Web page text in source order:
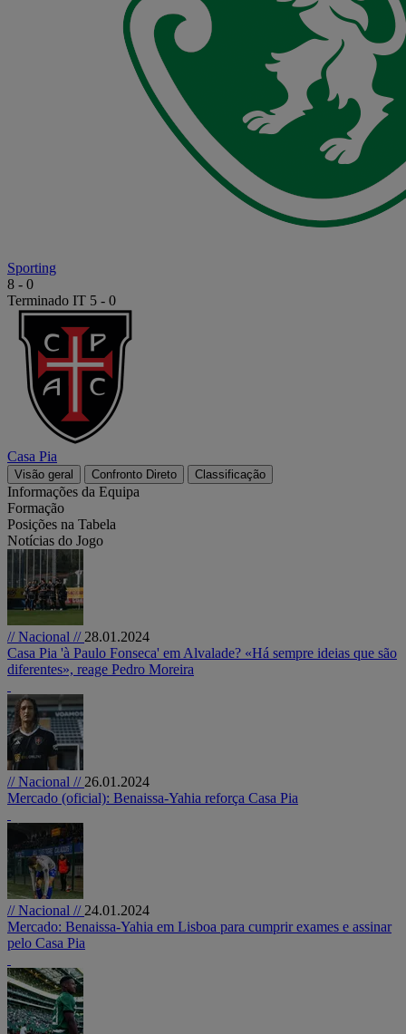
Sporting
8 - 0
Terminado IT 5 - 0
Casa Pia
Visão geral Confronto Direto Classificação
Informações da Equipa
Formação
Posições na Tabela
Notícias do Jogo
// Nacional // 28.01.2024
Casa Pia 'à Paulo Fonseca' em Alvalade? «Há sempre ideias que são
diferentes», reage Pedro Moreira
// Nacional // 26.01.2024
Mercado (oficial): Benaissa-Yahia reforça Casa Pia
// Nacional // 24.01.2024
Mercado: Benaissa-Yahia em Lisboa para cumprir exames e assinar
pelo Casa Pia